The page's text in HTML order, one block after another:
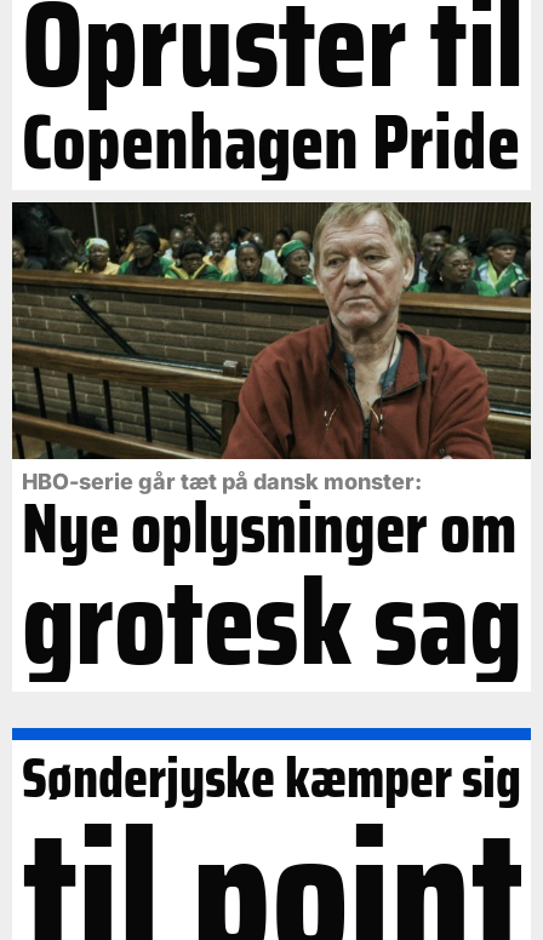
Opruster til
Copenhagen Pride
HBO-serie går tæt på dansk monster:
Nye oplysninger om
grotesk sag
Sønderjyske kæmper sig